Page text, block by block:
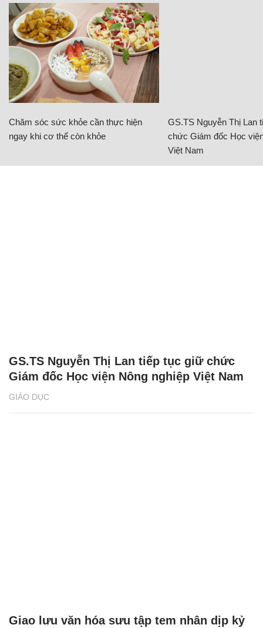
Chăm sóc sức khỏe cần thực hiện
ngay khi cơ thể còn khỏe
GS.TS Nguyễn Thị Lan
chức Giám đốc Học
Việt Nam
GIÁO DỤC
GS.TS Nguyễn Thị Lan tiếp tục giữ chức
Giám đốc Học viện Nông nghiệp Việt Nam
Giao lưu văn hóa sưu tập tem nhân dịp kỷ